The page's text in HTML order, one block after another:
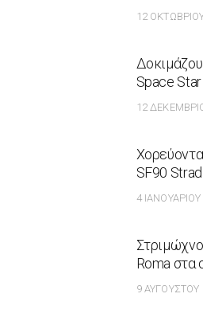
12
Space
12
SF90
4
Roma στα
9 ΑΥΓΟΎΣΤΟΥ